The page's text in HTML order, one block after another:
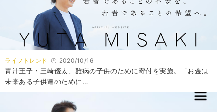
ライフトレンド 2020/10/16
青汁王子・三崎優太、難病の子供のために寄付を実施。「お金は
未来ある子供達のために…